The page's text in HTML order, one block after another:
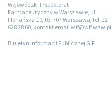
Wojewódzki Inspektorat
Farmaceutyczny w Warszawie, ul.
Floriańska 10, 03-707 Warszawa, tel. 22
628 28 60, kontakt email wif@wif.waw.pl
Biuletyn Informacji Publicznej GIF